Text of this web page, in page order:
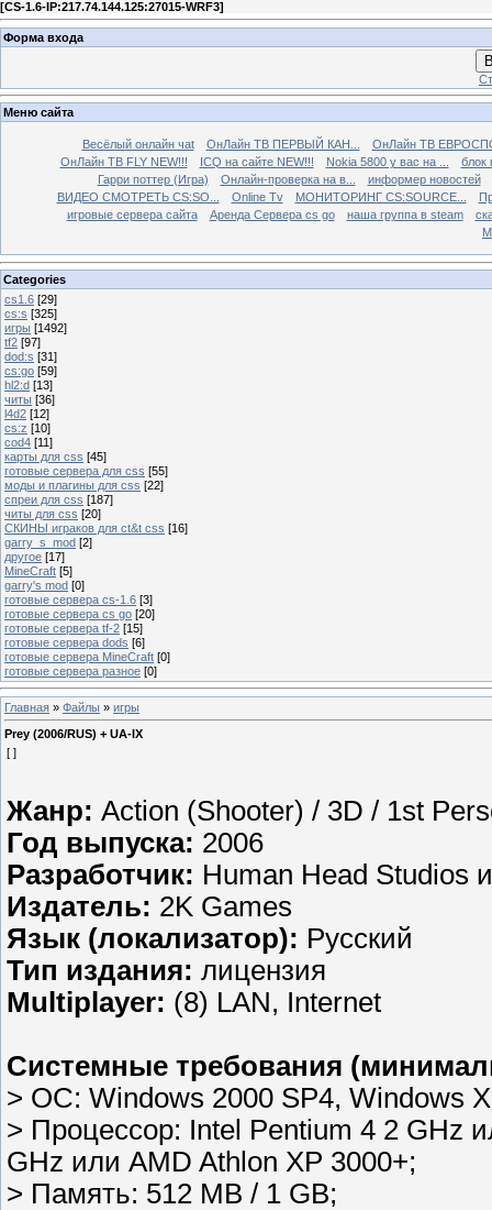
[CS-1.6-IP:217.74.144.125:27015-WRF3]
Форма входа
Меню сайта
Весёлый онлайн чаt ОнЛайн ТВ ПЕРВЫЙ КАН...
ОнЛайн ТВ
ОнЛайн ТВ FLY NEW!!!
ICQ на сайте NEW!!! Nokia 5800 у вас на ...
блок
Гарри поттер (Игра)
Онлайн-проверка на в...
информер новостей
ВИДЕО СМОТРЕТЬ CS:SO...
Online Tv МОНИТОРИНГ CS:SOURCE...
игровые сервера сайта
Аренда Сервера cs go наша группа в steam
Categories
cs1.6 [29]
cs:s [325]
игры [1492]
tf2 [97]
dod:s [31]
cs:go [59]
hl2:d [13]
читы [36]
l4d2 [12]
cs:z [10]
cod4 [11]
карты для css [45]
готовые сервера для css [55]
моды и плагины для css [22]
спреи для css [187]
читы для css [20]
СКИНЫ играков для ct&t css [16]
garry_s_mod [2]
другое [17]
MineCraft [5]
garry's mod [0]
готовые сервера cs-1.6 [3]
готовые сервера cs go [20]
готовые сервера tf-2 [15]
готовые сервера dods [6]
готовые сервера MineCraft [0]
готовые сервера разное [0]
Главная » Файлы » игры
Prey (2006/RUS) + UA-IX
[ ]
Жанр: Action (Shooter) / 3D / 1st
Год выпуска: 2006
Разработчик: Human Head Studios
Издатель: 2K Games
Язык (локализатор): Русский
Тип издания: лицензия
Multiplayer: (8) LAN, Internet
Системные требования
> ОС: Windows 2000 SP4, Windows
> Процессор: Intel Pentium 4 2 GHz
GHz или AMD Athlon XP 3000+;
> Память: 512 MB / 1 GB;